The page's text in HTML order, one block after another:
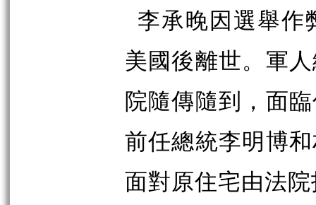
李承晚因選舉作
美國後離世。軍
院隨傳隨到，面
前任總統李明博
面對原住宅由法